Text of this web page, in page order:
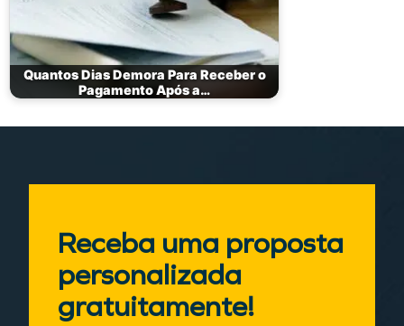
Quantos Dias Demora Para Receber o
Pagamento Após a…
Receba uma proposta
personalizada
gratuitamente!